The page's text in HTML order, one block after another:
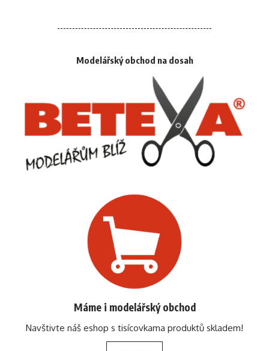
Modelářský obchod na dosah
Máme i modelářský obchod
Navštivte náš eshop s tisícovkama produktů skladem!